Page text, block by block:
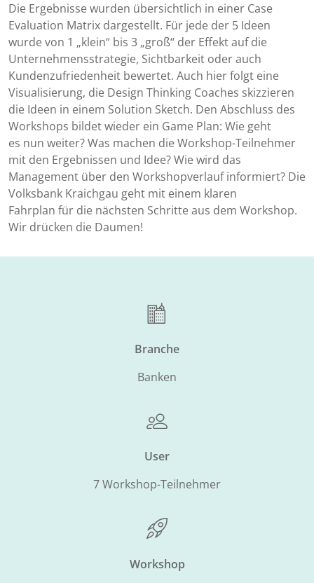
Die Ergebnisse wurden übersichtlich in einer Case
Evaluation Matrix dargestellt. Für jede der 5 Ideen
wurde von 1 „klein“ bis 3 „groß“ der Effekt auf die
Unternehmensstrategie, Sichtbarkeit oder auch
Kundenzufriedenheit bewertet. Auch hier folgt eine
Visualisierung, die Design Thinking Coaches skizzieren
die Ideen in einem Solution Sketch. Den Abschluss des
Workshops bildet wieder ein Game Plan: Wie geht
es nun weiter? Was machen die Workshop-Teilnehmer
mit den Ergebnissen und Idee? Wie wird das
Management über den Workshopverlauf informiert? Die
Volksbank Kraichgau geht mit einem klaren
Fahrplan für die nächsten Schritte aus dem Workshop.
Wir drücken die Daumen!
Branche
Banken
User
7 Workshop-Teilnehmer
Workshop